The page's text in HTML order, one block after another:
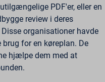
PDF'er, eller en
review i deres
organisationer havde
brug for en køreplan. De
hjælpe dem med at